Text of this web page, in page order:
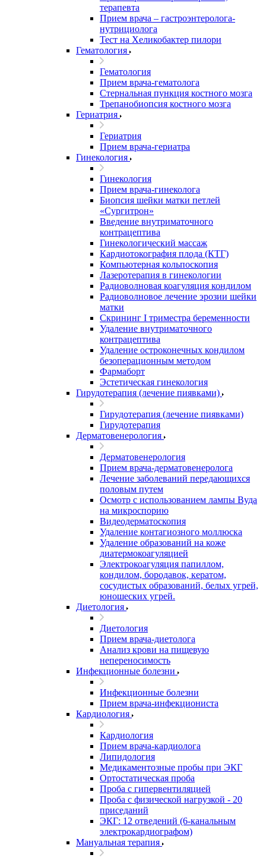
терапевта
Прием врача – гастроэнтеролога-
нутрициолога
Тест на Хеликобактер пилори
Гематология
Гематология
Прием врача-гематолога
Стернальная пункция костного мозга
Трепанобиопсия костного мозга
Гериатрия
Гериатрия
Прием врача-гериатра
Гинекология
Гинекология
Прием врача-гинеколога
Биопсия шейки матки петлей
«Сургитрон»
Введение внутриматочного
контрацептива
Гинекологический массаж
Кардиотокография плода (КТГ)
Компьютерная кольпоскопия
Лазеротерапия в гинекологии
Радиоволновая коагуляция кондилом
Радиоволновое лечение эрозии шейки
матки
Скрининг I триместра беременности
Удаление внутриматочного
контрацептива
Удаление остроконечных кондилом
безоперационным методом
Фармаборт
Эстетическая гинекология
Гирудотерапия (лечение пиявками)
Гирудотерапия (лечение пиявками)
Гирудотерапия
Дерматовенерология
Дерматовенерология
Прием врача-дерматовенеролога
Лечение заболеваний передающихся
половым путем
Осмотр с использованием лампы Вуда
на микроспорию
Видеодерматоскопия
Удаление контагиозного моллюска
Удаление образований на коже
диатермокоагуляцией
Электрокоагуляция папиллом,
кондилом, бородавок, кератом,
сосудистых образований, белых угрей,
юношеских угрей.
Диетология
Диетология
Прием врача-диетолога
Анализ крови на пищевую
непереносимость
Инфекционные болезни
Инфекционные болезни
Прием врача-инфекциониста
Кардиология
Кардиология
Прием врача-кардиолога
Липидология
Медикаментозные пробы при ЭКГ
Ортостатическая проба
Проба с гипервентиляцией
Проба с физической нагрузкой - 20
приседаний
ЭКГ: 12 отведений (6-канальным
электрокардиографом)
Мануальная терапия